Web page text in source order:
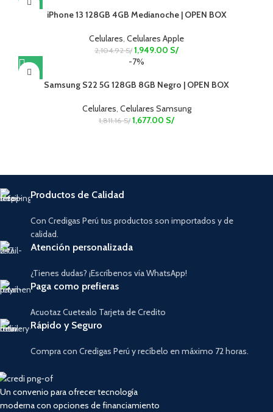
iPhone 13 128GB 4GB Medianoche | OPEN BOX
Celulares, Celulares Apple
2,104.92S/ 1,949.00 S/
-7%
Samsung S22 5G 128GB 8GB Negro | OPEN BOX
Celulares, Celulares Samsung
1,811.16S/ 1,677.00 S/
Productos de Calidad
Con Credigas Perú tus productos son importados y de
calidad.
Atención personalizada
¿Tienes dudas? ¡Escríbenos vía WhatsApp!
Paga como prefieras
Acuotaz Cuetealo Tarjeta de Credito
Rápido y Seguro
Compra con Credigas Perú y recíbelo en máximo 72 horas.
Un convenio para ofrecer tecnología
moderna con opciones de financiamiento